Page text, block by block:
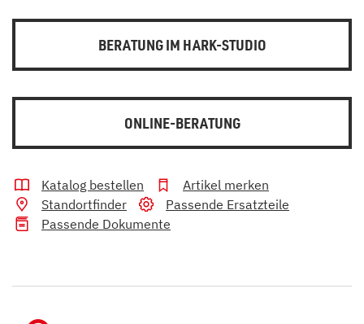
BERATUNG IM HARK-STUDIO
ONLINE-BERATUNG
Katalog bestellen
Artikel merken
Standortfinder
Passende Ersatzteile
Passende Dokumente